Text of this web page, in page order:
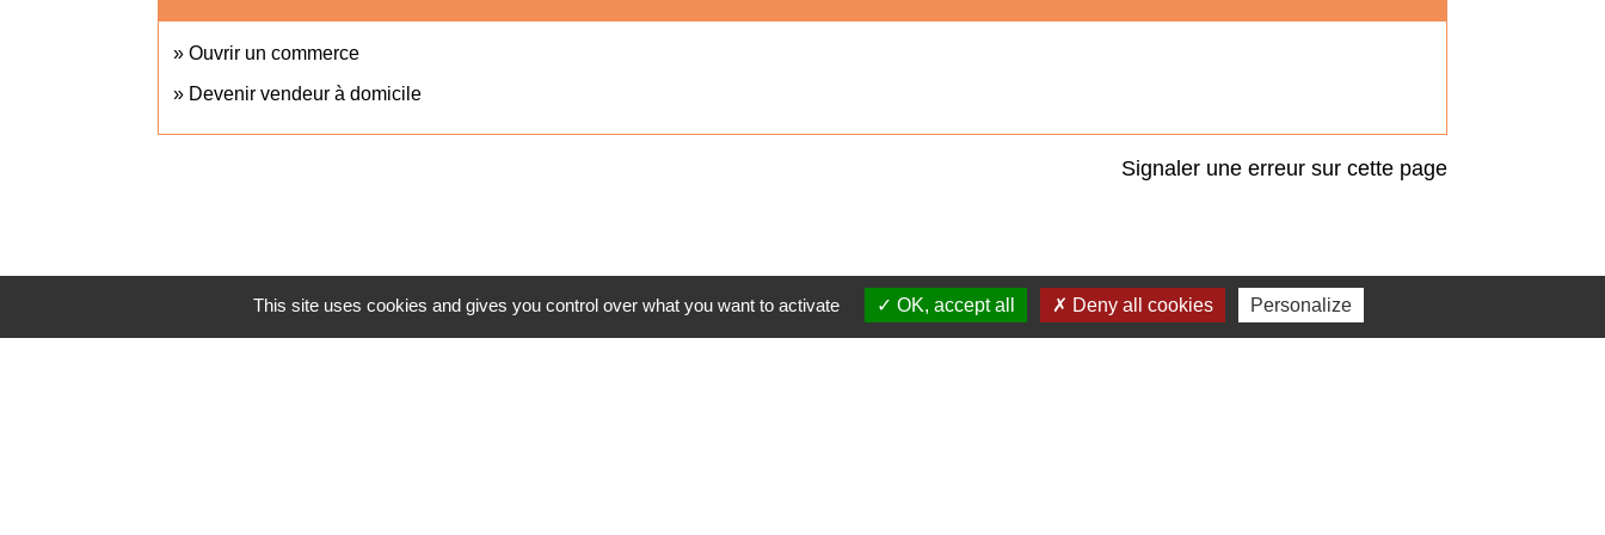
Ouvrir un commerce
Devenir vendeur à domicile
Signaler une erreur sur cette page
This site uses cookies and gives you control over what you want to activate OK, accept all Deny all cookies Personalize